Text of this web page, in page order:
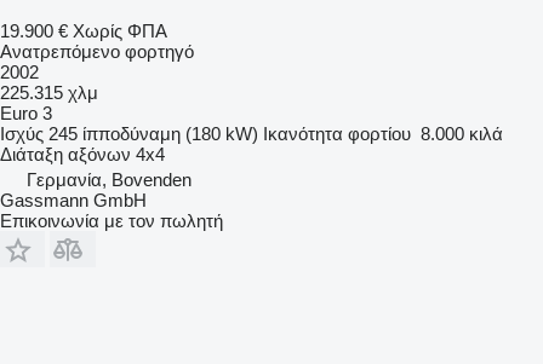
19.900 € Χωρίς ΦΠΑ
Ανατρεπόμενο φορτηγό
2002
225.315 χλμ
Euro 3
Ισχύς 245 ίπποδύναμη (180 kW) Ικανότητα φορτίου 8.000 κιλά
Διάταξη αξόνων 4x4
Γερμανία, Bovenden
Gassmann GmbH
Επικοινωνία με τον πωλητή